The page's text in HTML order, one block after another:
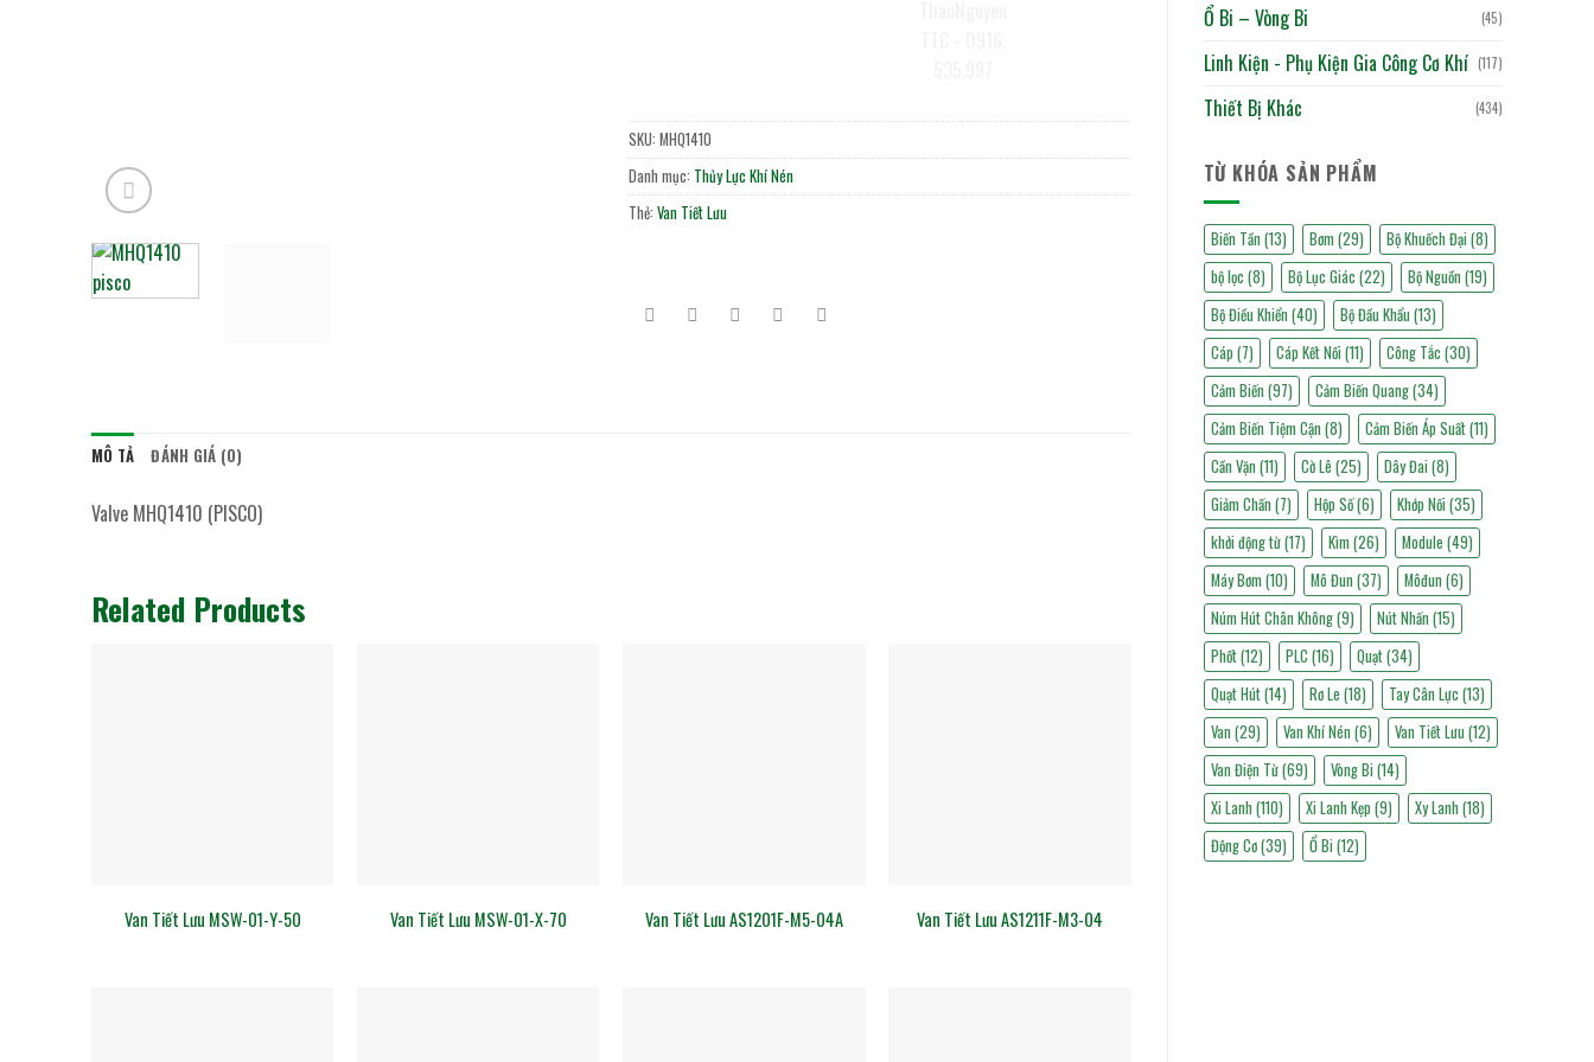
Ổ Bi – Vòng Bi (45)
Linh Kiện - Phụ Kiện Gia Công Cơ Khí (117)
Thiết Bị Khác (434)
TỪ KHÓA SẢN PHẨM
Biến Tần (13) Bơm (29) Bộ Khuếch Đại (8)
bộ lọc (8) Bộ Lục Giác (22) Bộ Nguồn (19)
Bộ Điều Khiển (40) Bộ Đầu Khẩu (13)
Cáp (7) Cáp Kết Nối (11) Công Tắc (30)
Cảm Biến (97) Cảm Biến Quang(34)
Cảm Biến Tiệm Cận (8) Cảm Biến Áp Suất(11)
Cần Vặn (11) Cờ Lê (25) Dây Đai (8)
Giảm Chấn (7) Hộp Số(6) Khớp Nối (35)
khởi động từ(17) Kìm (26) Module (49)
Máy Bơm (10) Mô Đun (37) Môđun (6)
Núm Hút Chân Không(9) Nút Nhấn (15)
Phốt(12) PLC (16) Quạt(34)
Quạt Hút(14) Rơ Le (18) Tay Cân Lực (13)
Van (29) Van Khí Nén (6) Van Tiết Lưu (12)
Van Điện Từ(69) Vòng Bi (14)
Xi Lanh (110) Xi Lanh Kẹp (9) Xy Lanh (18)
Động Cơ(39) Ổ Bi (12)
SKU:MHQ1410
Danh mục: Thủy Lực Khí Nén
Thẻ:Van Tiết Lưu
MÔ TẢ ĐÁNH GIÁ (0)
Valve MHQ1410 (PISCO)
Related Products
Van Tiết Lưu MSW-01-Y-50 Van Tiết Lưu MSW-01-X-70 Van Tiết Lưu AS1201F-M5-04A Van Tiết Lưu AS1211F-M3-04